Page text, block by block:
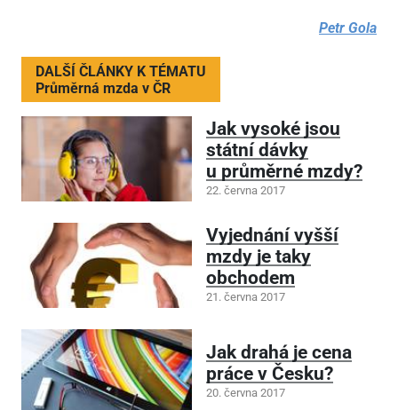
Petr Gola
DALŠÍ ČLÁNKY K TÉMATU
Průměrná mzda v ČR
Jak vysoké jsou
státní dávky
u průměrné mzdy?
22. června 2017
Vyjednání vyšší
mzdy je taky
obchodem
21. června 2017
Jak drahá je cena
práce v Česku?
20. června 2017